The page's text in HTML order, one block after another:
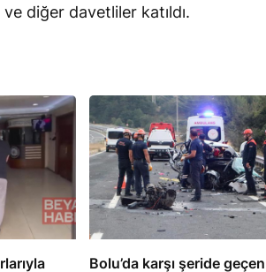
diğer davetliler katıldı.
Bolu’da karşı şeride geçen